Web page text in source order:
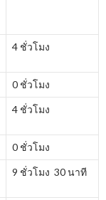
4 ชั่วโมง
0 ชั่วโมง
4 ชั่วโมง
0 ชั่วโมง
9 ชั่วโมง 30 นาที